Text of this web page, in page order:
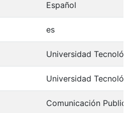
Español
es
Universidad
Universidad
Comunicación